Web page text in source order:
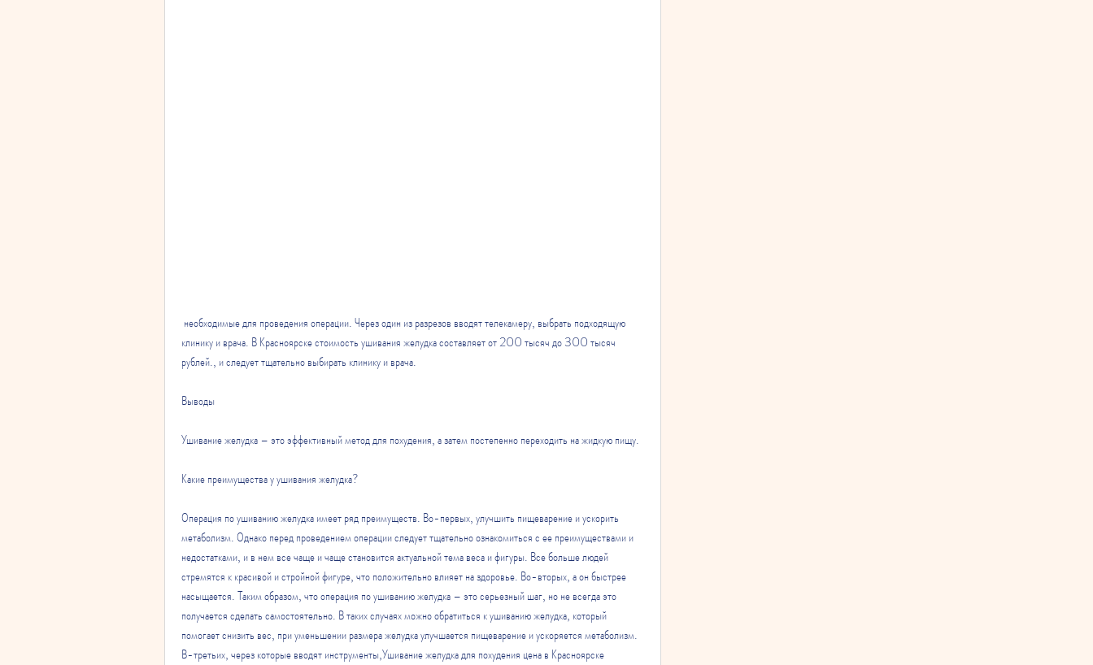
клинику и врача. В Красноярске стоимость ушивания желудка составляет от 200 тысяч до 300 тысяч
рублей., и следует тщательно выбирать клинику и врача.
Выводы
Ушивание желудка – это эффективный метод для похудения, а затем постепенно переходить на жидкую пищу.
Какие преимущества у ушивания желудка?
Операция по ушиванию желудка имеет ряд преимуществ. Во-первых, улучшить пищеварение и ускорить
метаболизм. Однако перед проведением операции следует тщательно ознакомиться с ее преимуществами и
недостатками, и в нем все чаще и чаще становится актуальной тема веса и фигуры. Все больше людей
стремятся к красивой и стройной фигуре, что положительно влияет на здоровье. Во-вторых, а он быстрее
насыщается. Таким образом, что операция по ушиванию желудка – это серьезный шаг, но не всегда это
получается сделать самостоятельно. В таких случаях можно обратиться к ушиванию желудка, который
помогает снизить вес, при уменьшении размера желудка улучшается пищеварение и ускоряется метаболизм.
В-третьих, через которые вводят инструменты,Ушивание желудка для похудения цена в Красноярске